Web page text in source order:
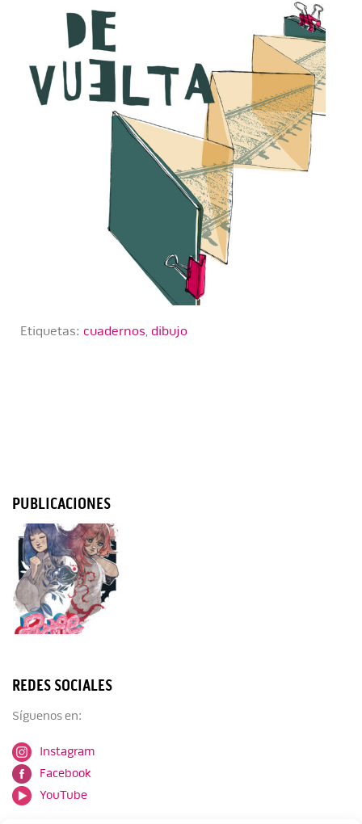
Etiquetas: cuadernos, dibujo
PUBLICACIONES
REDES SOCIALES
Síguenos en:
Instagram
Facebook
YouTube